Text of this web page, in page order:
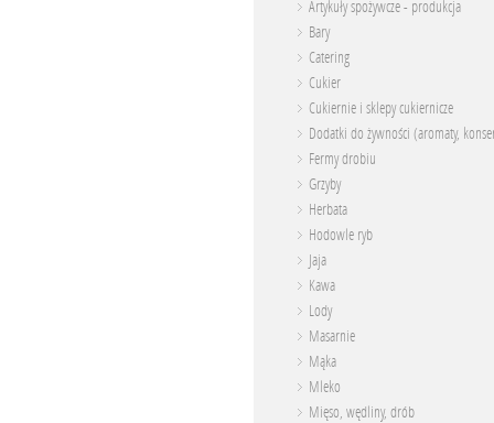
Artykuły spożywcze - produkcja
Bary
Catering
Cukier
Cukiernie i sklepy cukiernicze
Dodatki do żywności (aromaty,
Fermy drobiu
Grzyby
Herbata
Hodowle ryb
Jaja
Kawa
Lody
Masarnie
Mąka
Mleko
Mięso, wędliny, drób